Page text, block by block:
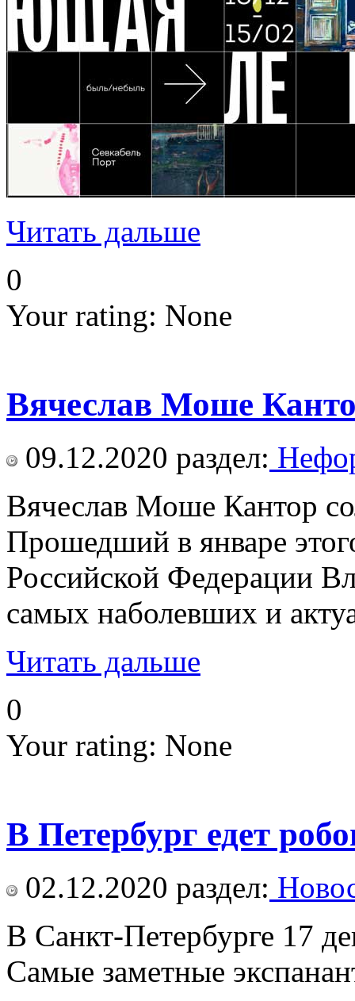
Читать дальше
0
Your rating: None
Вячеслав Моше
09.12.2020 раздел:
Вячеслав Моше Кантор
Прошедший в январе
Российской Федерации
самых наболевших и
Читать дальше
0
Your rating: None
В Петербург едет
02.12.2020 раздел:
В Санкт-Петербурге 17
Самые заметные